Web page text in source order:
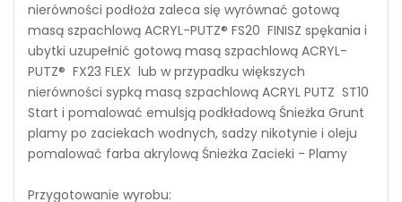
nierówności podłoża zaleca się wyrównać gotową
masą szpachlową ACRYL-PUTZ® FS20 FINISZ spękania i
ubytki uzupełnić gotową masą szpachlową ACRYL-
PUTZ® FX23 FLEX lub w przypadku większych
nierówności sypką masą szpachlową ACRYL PUTZ ST10
Start i pomalować emulsją podkładową Śnieżka Grunt
plamy po zaciekach wodnych, sadzy nikotynie i oleju
pomalować farba akrylową Śnieżka Zacieki - Plamy
Przygotowanie wyrobu: